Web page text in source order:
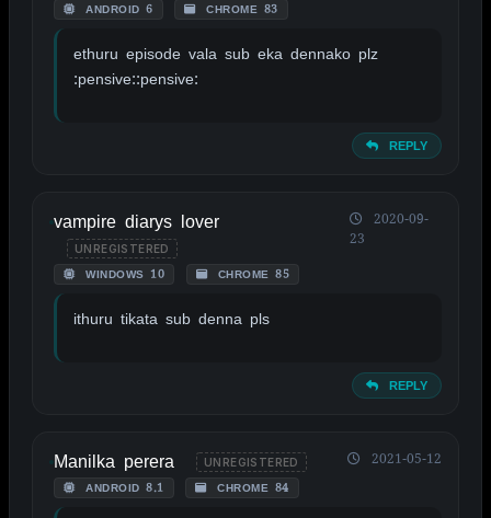
ANDROID 6 CHROME 83
ethuru episode vala sub eka dennako plz
:pensive::pensive:
REPLY
vampire diarys lover
UNREGISTERED
WINDOWS 10 CHROME 85
2020-09-
23
ithuru tikata sub denna pls
REPLY
Manilka perera UNREGISTERED
ANDROID 8.1 CHROME 84
2021-05-12